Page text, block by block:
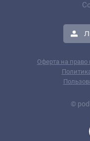
Оферта на право
©